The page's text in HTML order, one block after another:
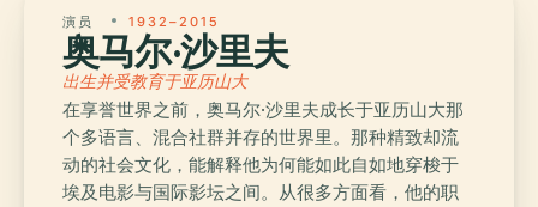
演员 1932–2015
奥马尔·沙里夫
出生并受教育于亚历山大
在享誉世界之前，奥马尔·沙里夫成长于亚历山大那
个多语言、混合社群并存的世界里。那种精致却流
动的社会文化，能解释他为何能如此自如地穿梭于
埃及电影与国际影坛之间。从很多方面看，他的职